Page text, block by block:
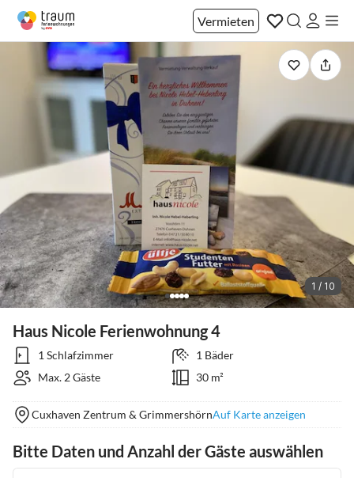
Vermieten
1 / 10
Haus Nicole Ferienwohnung 4
1 Schlafzimmer
1 Bäder
Max. 2 Gäste
30 m²
Cuxhaven Zentrum & GrimmershörnAuf Karte anzeigen
Bitte Daten und Anzahl der Gäste auswählen